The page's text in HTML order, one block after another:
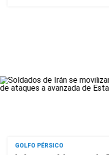
GOLFO PÉRSICO